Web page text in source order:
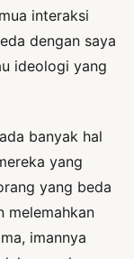
interaksi
dengan saya
ideologi yang
banyak hal
yang
yang beda
melemahkan
imannya